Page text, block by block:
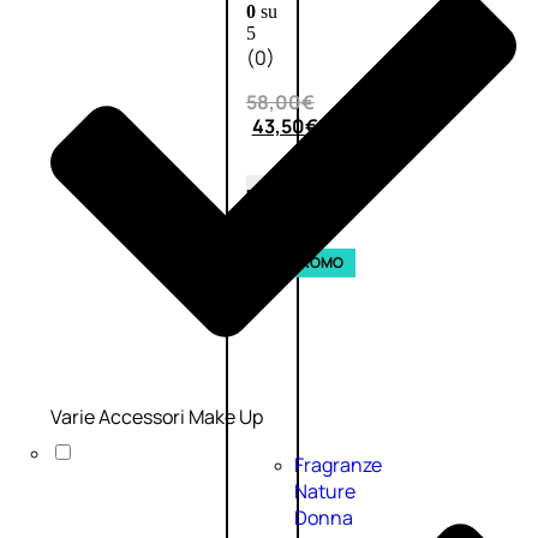
0su
5
(0)
58,00€
43,50€
ESAURITO
PROMO
Fragranze
Nature
Donna
Varie Accessori Make Up